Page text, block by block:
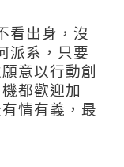
看出身，沒
派系，只要
意以行動創
都歡迎加
情有義，最